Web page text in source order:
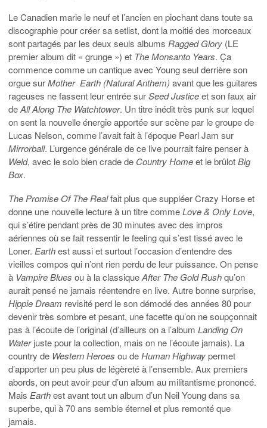
Le Canadien marie le neuf et l’ancien en piochant dans toute sa
discographie pour créer sa setlist, dont la moitié des morceaux
sont partagés par les deux seuls albums Ragged Glory (LE
premier album dit « grunge ») et The Monsanto Years. Ça
commence comme un cantique avec Young seul derrière son
orgue surMother Earth (Natural Anthem) avant que les guitares
rageuses ne fassent leur entrée surSeed Justiceet son faux air
deAll Along The Watchtower. Un titre inédit très punk sur lequel
on sent la nouvelle énergie apportée sur scène par le groupe de
Lucas Nelson, comme l’avait fait à l’époque Pearl Jam sur
Mirrorball. L’urgence générale de ce live pourrait faire penser à
Weld, avec le solo bien crade de Country Homeet le brûlotBig
Box.
The Promise Of The Realfait plus que suppléer Crazy Horse et
donne une nouvelle lecture à un titre commeLove & Only Love,
qui s’étire pendant près de 30 minutes avec des impros
aériennes où se fait ressentir le feeling qui s’est tissé avec le
Loner. Earthest aussi et surtout l’occasion d’entendre des
vieilles compos qui n’ont rien perdu de leur puissance. On pense
à Vampire Blues ou à la classiqueAfter The Gold Rushqu’on
aurait pensé ne jamais réentendre en live. Autre bonne surprise,
Hippie Dream revisité perd le son démodé des années 80 pour
devenir très sombre et pesant, une facette qu’on ne soupçonnait
pas à l’écoute de l’original (d’ailleurs on a l’album Landing On
Waterjuste pour la collection, mais on ne l’écoute jamais). La
country de Western Heroes ou deHuman Highwaypermet
d’apporter un peu plus de légèreté à l’ensemble. Aux premiers
abords, on peut avoir peur d’un album au militantisme prononcé.
Mais Earthest avant tout un album d’un Neil Young dans sa
superbe, qui à 70 ans semble éternel et plus remonté que
jamais.